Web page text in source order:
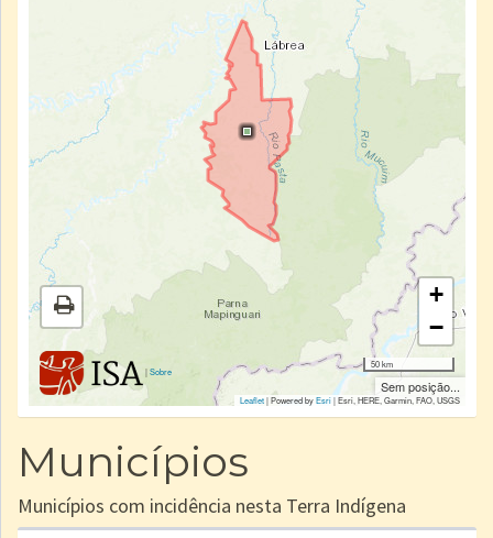
|Sobre
+
−
50 km
Sem posição...
Leaflet| Powered byEsri|Esri, HERE, Garmin, FAO, USGS
Municípios
Municípios com incidência nesta Terra Indígena